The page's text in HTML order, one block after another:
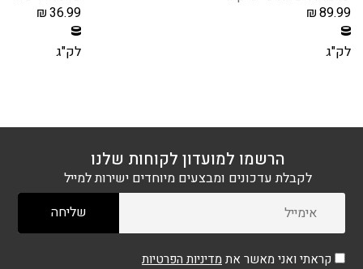
₪89.99
לק"ג
₪36.99
לק"ג
הרשמו למועדון לקוחות שלנו
לקבלת עדכונים ומבצעים מיוחדים ישירות למייל
קראתי ואני מאשר את מדיניות הפרטיות